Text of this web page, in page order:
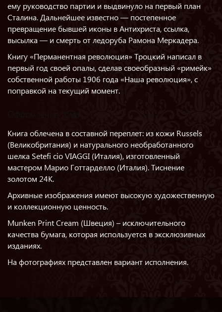
ему руководство партии и выдвинуло на первый план
Сталина. Дальнейшее известно — постепенное
превращение бывшей иконы в Антихриста, ссылка,
высылка — и смерть от ледоруба Рамона Меркадера.
Книгу «Перманентная революция» Троцкий написал в
первый год своей опалы, сделав своеобразный «римейк»
собственной работы 1906 года «Наша революция», с
поправкой на текущий момент.
Книга облечена в составной переплет: из кожи Russels
(Великобритания) и натурального необработанного
шелка Seteﬁ cio VIAGGI (Италия), изготовленный
мастером Марио Готтарделло (Италия). Тиснение
золотом 24K.
Архивные изображения имеют высокую художественную
и коллекционную ценность.
Munken Print Cream (Швеция) – исключительного
качества бумага, которая используется в эксклюзивных
изданиях.
На фотографиях представлен вариант исполнения.